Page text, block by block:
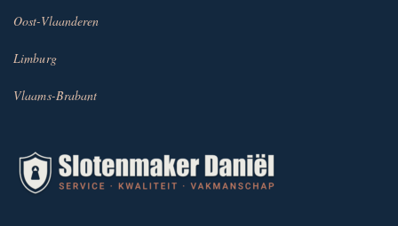
Oost-Vlaanderen
Limburg
Vlaams-Brabant